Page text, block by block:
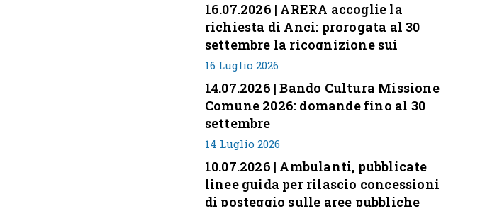
16.07.2026 | ARERA accoglie la
richiesta di Anci: prorogata al 30
settembre la ricognizione sui
corrispettivi
16 Luglio 2026
14.07.2026 | Bando Cultura Missione
Comune 2026: domande fino al 30
settembre
14 Luglio 2026
10.07.2026 | Ambulanti, pubblicate
linee guida per rilascio concessioni
di posteggio sulle aree pubbliche